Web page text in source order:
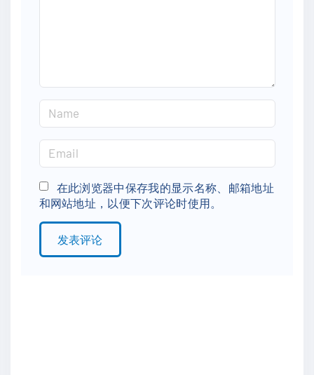
a
e
*
m
a
i
l
在此浏览器中保存我的显示名称、邮箱地址
和网站地址，以便下次评论时使用。